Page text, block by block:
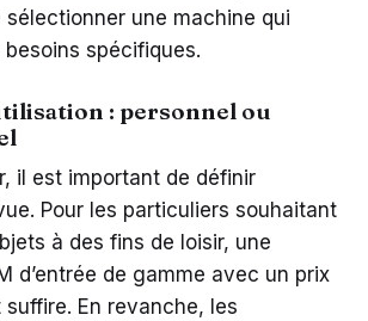
une machine qui
spécifiques.
: personnel ou
il est important de définir
Pour les particuliers souhaitant
à des fins de loisir, une
d’entrée de gamme avec un prix
En revanche, les